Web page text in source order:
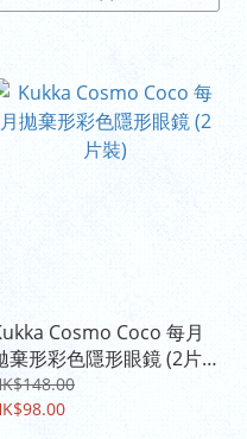
Cosmo Coco 每月
棄形彩色隱形眼鏡 (2片
)